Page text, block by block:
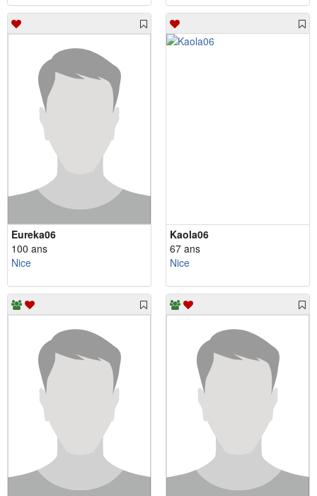
Eureka06
100 ans
Nice
Kaola06
67 ans
Nice